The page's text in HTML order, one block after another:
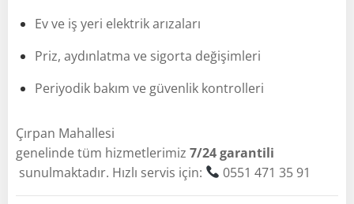
Ev ve iş yeri elektrik arızaları
Priz, aydınlatma ve sigorta değişimleri
Periyodik bakım ve güvenlik kontrolleri
Çırpan Mahallesi
genelinde tüm hizmetlerimiz 7/24 garantili
sunulmaktadır. Hızlı servis için:
0551 471 35 91